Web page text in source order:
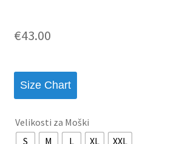
€43.00
Size Chart
Velikosti za Moški
S
M L XL XXL